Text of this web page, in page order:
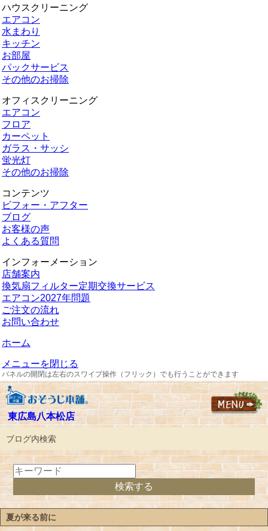
ハウスクリーニング
エアコン
水まわり
キッチン
お部屋
パックサービス
その他のお掃除
オフィスクリーニング
エアコン
フロア
カーペット
ガラス・サッシ
蛍光灯
その他のお掃除
コンテンツ
ビフォー・アフター
ブログ
お客様の声
よくある質問
インフォーメーション
店舗案内
換気扇フィルター定期交換サービス
エアコン2027年問題
ご注文の流れ
お問い合わせ
ホーム
メニューを閉じる
パネルの開閉は左右のスワイプ操作（フリック）でも行うことができます
東広島八本松店
ブログ内検索
夏が来る前に